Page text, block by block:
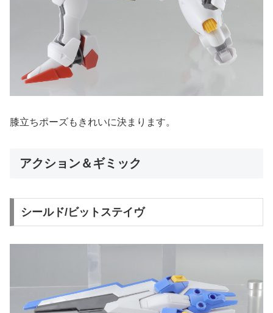
膝立ちポーズもきれいに決まります。
アクション＆ギミック
シールド/ビットステイヴ